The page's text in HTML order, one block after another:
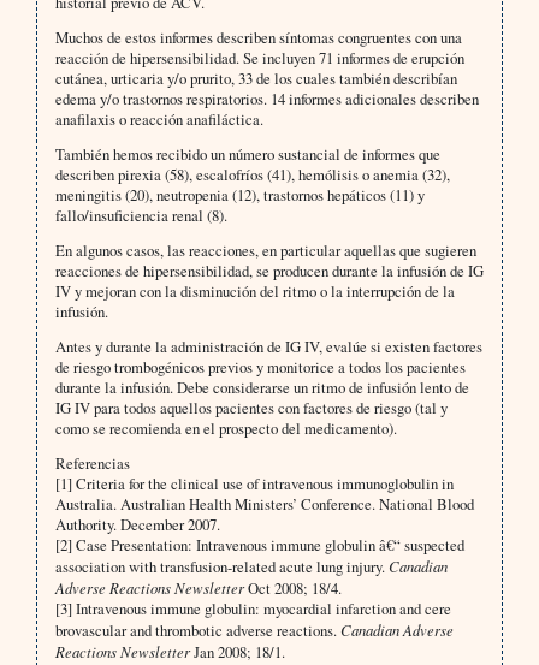
Muchos de estos informes describen síntomas congruentes con una
reacción de hipersensibilidad. Se incluyen 71 informes de erupción
cutánea, urticaria y/o prurito, 33 de los cuales también describían
edema y/o trastornos respiratorios. 14 informes adicionales describen
anafilaxis o reacción anafiláctica.
También hemos recibido un número sustancial de informes que
describen pirexia (58), escalofríos (41), hemólisis o anemia (32),
meningitis (20), neutropenia (12), trastornos hepáticos (11) y
fallo/insuficiencia renal (8).
En algunos casos, las reacciones, en particular aquellas que sugieren
reacciones de hipersensibilidad, se producen durante la infusión de IG
IV y mejoran con la disminución del ritmo o la interrupción de la
infusión.
Antes y durante la administración de IG IV, evalúe si existen factores
de riesgo trombogénicos previos y monitorice a todos los pacientes
durante la infusión. Debe considerarse un ritmo de infusión lento de
IG IV para todos aquellos pacientes con factores de riesgo (tal y
como se recomienda en el prospecto del medicamento).
Referencias
[1] Criteria for the clinical use of intravenous immunoglobulin in
Australia. Australian Health Ministers’ Conference. National Blood
Authority. December 2007.
[2] Case Presentation: Intravenous immune globulin â€“ suspected
association with transfusion-related acute lung injury.Canadian
Adverse Reactions NewsletterOct 2008; 18/4.
[3] Intravenous immune globulin: myocardial infarction and cere
brovascular and thrombotic adverse reactions.Canadian Adverse
Reactions NewsletterJan 2008; 18/1.